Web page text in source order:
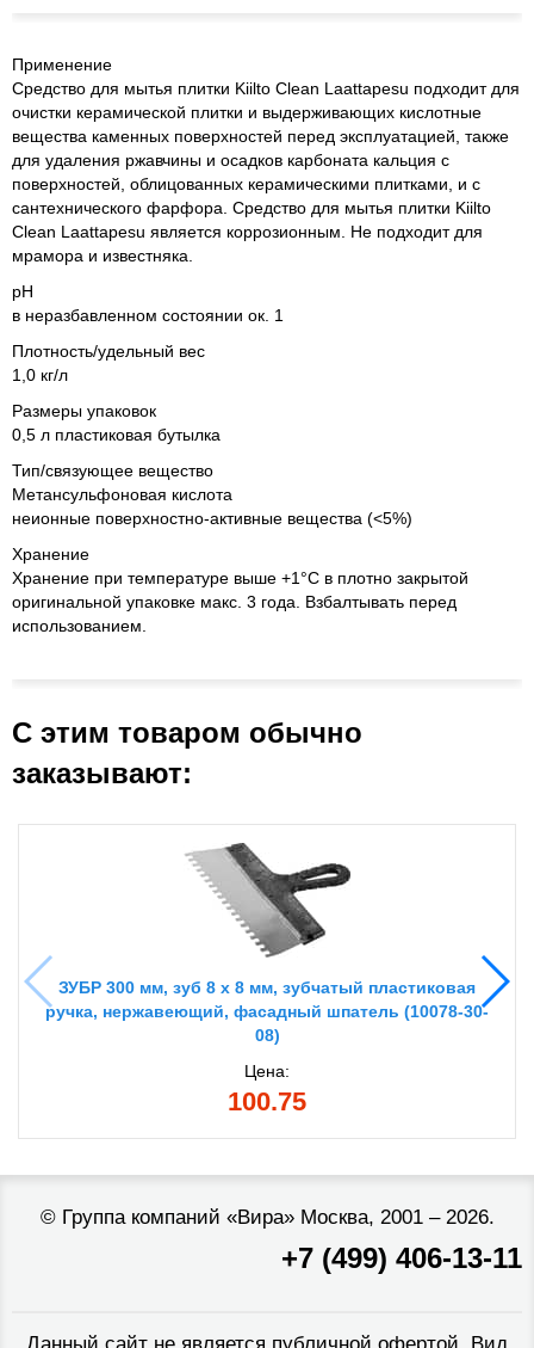
Применение
Средство для мытья плитки Kiilto Clean Laattapesu подходит для
очистки керамической плитки и выдерживающих кислотные
вещества каменных поверхностей перед эксплуатацией, также
для удаления ржавчины и осадков карбоната кальция с
поверхностей, облицованных керамическими плитками, и с
сантехнического фарфора. Средство для мытья плитки Kiilto
Clean Laattapesu является коррозионным. Не подходит для
мрамора и известняка.
pH
в неразбавленном состоянии ок. 1
Плотность/удельный вес
1,0 кг/л
Размеры упаковок
0,5 л пластиковая бутылка
Тип/связующее вещество
Метансульфоновая кислота
неионные поверхностно-активные вещества (<5%)
Хранение
Хранение при температуре выше +1°C в плотно закрытой
оригинальной упаковке макс. 3 года. Взбалтывать перед
использованием.
С этим товаром обычно
заказывают:
ЗУБР 300 мм, зуб 8 х 8 мм, зубчатый пластиковая
ручка, нержавеющий, фасадный шпатель (10078-30-
08)
Цена:
100.75
© Группа компаний «Вира»Москва, 2001 – 2026.
+7 (499) 406-13-11